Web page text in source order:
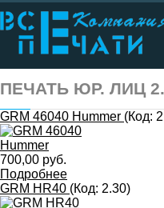
ПЕЧАТЬ ЮР. ЛИЦ
GRM 46040 Hummer (Код:
700,00 руб.
Подробнее
GRM HR40 (Код: 2.30)